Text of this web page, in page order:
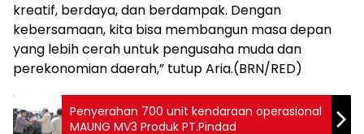
kreatif, berdaya, dan berdampak. Dengan
kebersamaan, kita bisa membangun masa depan
yang lebih cerah untuk pengusaha muda dan
perekonomian daerah,” tutup Aria.(BRN/RED)
Penyerahan 700 unit kendaraan operasional
MAUNG MV3 Produk PT.Pindad